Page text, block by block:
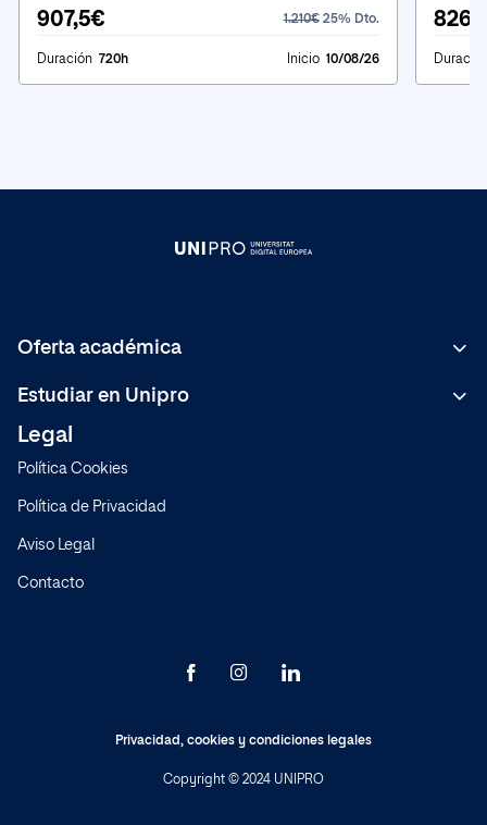
907,5€ 1.210€25% Dto.
Duración 720h Inicio 10/08/26
826€
Oferta académica
Bachelor
C.F de Grado Superior
Másteres Formación Permanente
Expertos
Cursos
Estudiar en Unipro
Metodología
Sistema de Calidad
Normativa
Preguntas frecuentes
Modelo educativo
Legal
Política Cookies
Política de Privacidad
Aviso Legal
Contacto
Privacidad, cookies y condiciones legales
Copyright © 2024 UNIPRO